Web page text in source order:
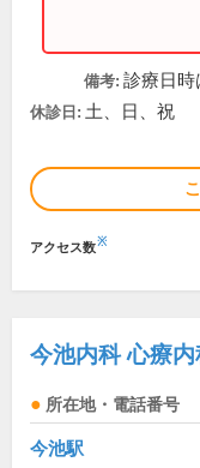
備考: 診療日時
休診日: 土、日、祝
アクセス数※
今池内科 心療内
所在地・電話番号
今池駅